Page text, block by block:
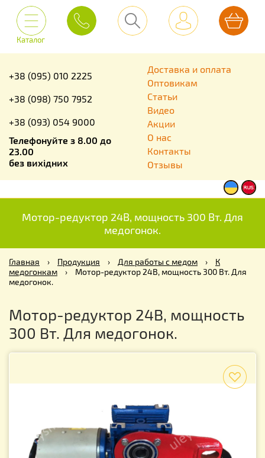
Каталог
+38 (095) 010 2225
+38 (098) 750 7952
+38 (093) 054 9000
Телефонуйте з 8.00 до
23.00
без вихідних
Доставка и оплата
Оптовикам
Статьи
Видео
Акции
О нас
Контакты
Отзывы
Мотор-редуктор 24В, мощность 300 Вт. Для
медогонок.
Главная › Продукция › Для работы с медом ›
К
медогонкам
›
Мотор-редуктор 24В, мощность 300 Вт. Для
медогонок.
Мотор-редуктор 24В, мощность
300 Вт. Для медогонок.